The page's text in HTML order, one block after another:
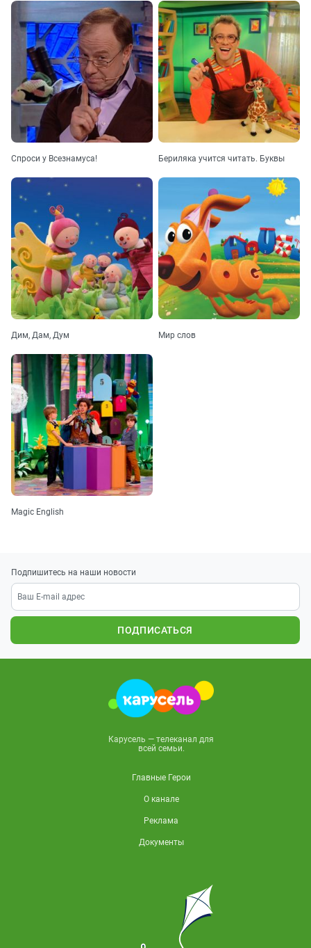
Спроси у Всезнамуса! Бериляка учится читать. Буквы
Дим, Дам, Дум Мир слов
Magic English
Подпишитесь на наши новости
ПОДПИСАТЬСЯ
Карусель — телеканал для
всей семьи.
Главные Герои
О канале
Реклама
Документы